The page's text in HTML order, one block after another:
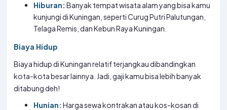
Hiburan: Banyak tempat wisata alam yang bisa kamu
kunjungi di Kuningan, seperti Curug Putri Palutungan,
Telaga Remis, dan Kebun Raya Kuningan.
Biaya Hidup
Biaya hidup di Kuningan relatif terjangkau dibandingkan
kota-kota besar lainnya. Jadi, gaji kamu bisa lebih banyak
ditabung deh!
Hunian: Harga sewa kontrakan atau kos-kosan di